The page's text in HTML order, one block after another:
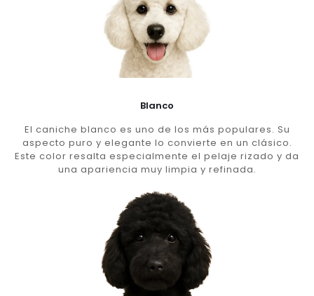
Blanco
El caniche blanco es uno de los más populares. Su
aspecto puro y elegante lo convierte en un clásico.
Este color resalta especialmente el pelaje rizado y da
una apariencia muy limpia y refinada.